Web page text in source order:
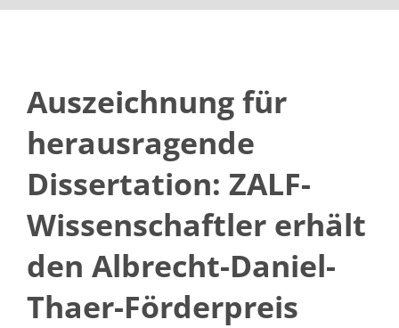
Auszeichnung für
herausragende
Dissertation: ZALF-
Wissenschaftler erhält
den Albrecht-Daniel-
Thaer-Förderpreis